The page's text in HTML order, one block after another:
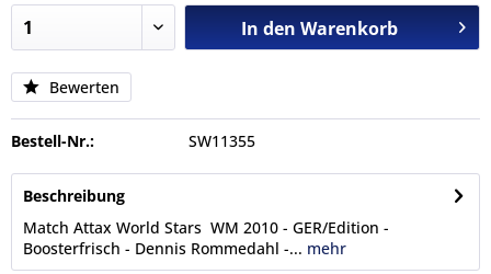
In den Warenkorb
Bewerten
Bestell-Nr.: SW11355
Beschreibung
Match Attax World Stars WM 2010 - GER/Edition -
Boosterfrisch - Dennis Rommedahl -... mehr